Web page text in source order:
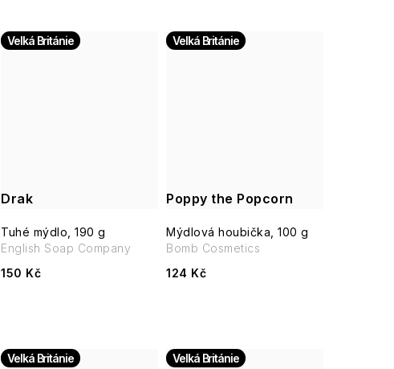
Drak
Velká Británie
Tuhé mýdlo, 190 g
150 Kč
English Soap Company
Poppy the Popcorn
Velká Británie
Mýdlová houbička, 100 g
124 Kč
Bomb Cosmetics
Velká Británie Velká Británie